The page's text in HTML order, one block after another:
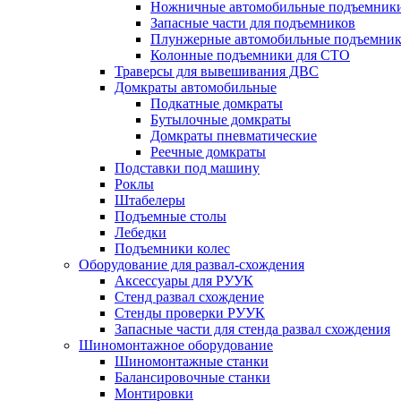
Ножничные автомобильные
Запасные части для подъемников
Плунжерные автомобильные
Колонные подъемники для СТО
Траверсы для вывешивания ДВС
Домкраты автомобильные
Подкатные домкраты
Бутылочные домкраты
Домкраты пневматические
Реечные домкраты
Подставки под машину
Роклы
Штабелеры
Подъемные столы
Лебедки
Подъемники колес
Оборудование для развал-схождения
Аксессуары для РУУК
Стенд развал схождение
Стенды проверки РУУК
Запасные части для стенда развал схождения
Шиномонтажное оборудование
Шиномонтажные станки
Балансировочные станки
Монтировки